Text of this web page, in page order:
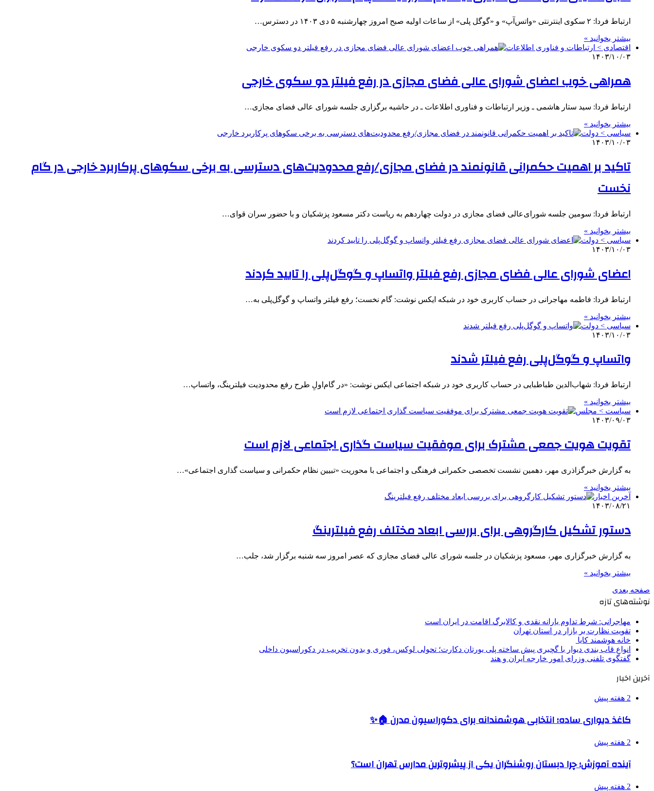
ارتباط فردا: ۲ سکوی اینترنتی «واتس‌آپ» و «گوگل پلی» از ساعات اولیه صبح امروز چهارشنبه ۵ دی ۱۴۰۳ در دسترس…
بیشتر بخوانید »
اقتصادی > ارتباطات و فناوری اطلاعات
۱۴۰۳/۱۰/۰۳
همراهی خوب اعضای شورای عالی فضای مجازی در رفع فیلتر دو سکوی خارجی
ارتباط فردا: سید ستار هاشمی ـ وزیر ارتباطات و فناوری اطلاعات ـ در حاشیه برگزاری جلسه شورای عالی فضای مجازی…
بیشتر بخوانید »
سیاسی > دولت
۱۴۰۳/۱۰/۰۳
تاکید بر اهمیت حکمرانی قانونمند در فضای مجازی/رفع محدودیت‌های دسترسی به برخی سکوهای پرکاربرد خارجی در گام
نخست
ارتباط فردا: سومین جلسه شورای‌عالی فضای مجازی در دولت چهاردهم به ریاست دکتر مسعود پزشکیان و با حضور سران قوای…
بیشتر بخوانید »
سیاسی > دولت
۱۴۰۳/۱۰/۰۳
اعضای شورای عالی فضای مجازی رفع فیلتر واتساپ و گوگل‌پلی را تایید کردند
ارتباط فردا: فاطمه مهاجرانی در حساب کاربری خود در شبکه ایکس نوشت: گام نخست؛ رفع فیلتر واتساپ و گوگل‌پلی به…
بیشتر بخوانید »
سیاسی > دولت
۱۴۰۳/۱۰/۰۳
واتساپ و گوگل‌پلی رفع فیلتر شدند
ارتباط فردا: شهاب‌الدین طباطبایی در حساب کاربری خود در شبکه اجتماعی ایکس نوشت: «‏در گام‌اولِ طرح رفع محدودیت فیلترینگ، واتساپ…
بیشتر بخوانید »
سیاست > مجلس
۱۴۰۳/۰۹/۰۳
تقویت هویت جمعی مشترک برای موفقیت سیاست گذاری اجتماعی لازم است
به گزارش خبرگزاذری مهر، دهمین نشست تخصصی حکمرانی فرهنگی و اجتماعی با محوریت «تبیین نظام حکمرانی و سیاست گذاری اجتماعی»…
بیشتر بخوانید »
آخرین اخبار
۱۴۰۳/۰۸/۲۱
دستور تشکیل کارگروهی برای بررسی ابعاد مختلف رفع فیلترینگ
به گزارش خبرگزاری مهر، مسعود پزشکیان در جلسه شورای عالی فضای مجازی که عصر امروز سه شنبه برگزار شد، جلب…
بیشتر بخوانید »
صفحه بعدی
نوشته‌های تازه
مهاجرانی: شرط تداوم یارانه نقدی و کالابرگ اقامت در ایران است
تقویت نظارت بر بازار در استان تهران
خانه هوشمند کایا
انواع قاب بندی دیوار با گچبری پیش ساخته پلی یورتان دکارت؛ تحولی لوکس، فوری و بدون تخریب در دکوراسیون داخلی
گفتگوی تلفنی وزرای امور خارجه ایران و هند
آخرین اخبار
2 هفته پیش
کاغذ دیواری ساده؛ انتخابی هوشمندانه برای دکوراسیون مدرن 🏠✨
2 هفته پیش
آینده آموزش؛ چرا دبستان روشنگران یکی از پیشروترین مدارس تهران است؟
2 هفته پیش